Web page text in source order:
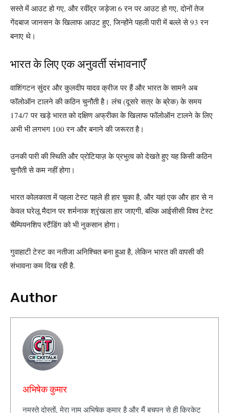
सस्ते में आउट हो गए, और रवींद्र जड़ेजा 6 रन पर आउट हो गए, दोनों तेज
गेंदबाज जानसन के खिलाफ आउट हुए, जिन्होंने पहली पारी में बल्ले से 93 रन
बनाए थे।
भारत के लिए एक अनुवर्ती संभावनाएँ
वाशिंगटन सुंदर और कुलदीप यादव क्रीज पर हैं और भारत के सामने अब
फॉलोऑन टालने की कठिन चुनौती है। लंच (दूसरे सत्र के ब्रेक) के समय
174/7 पर खड़े भारत को दक्षिण अफ्रीका के खिलाफ फॉलोऑन टालने के लिए
अभी भी लगभग 100 रन और बनाने की जरूरत है।
उनकी पारी की स्थिति और प्रोटियाज़ के प्रभुत्व को देखते हुए यह किसी कठिन
चुनौती से कम नहीं होगा।
भारत कोलकाता में पहला टेस्ट पहले ही हार चुका है, और यहां एक और हार से न
केवल घरेलू मैदान पर शर्मनाक श्रृंखला हार जाएगी, बल्कि आईसीसी विश्व टेस्ट
चैम्पियनशिप स्टैंडिंग को भी नुकसान होगा।
गुवाहाटी टेस्ट का नतीजा अनिश्चित बना हुआ है, लेकिन भारत की वापसी की
संभावना कम दिख रही है.
Author
अभिषेक कुमार
नमस्ते दोस्तों, मेरा नाम अभिषेक कुमार है और मैं बचपन से ही क्रिकेट